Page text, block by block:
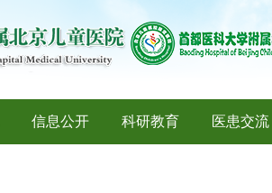
信息公开 科研教育 医患交流